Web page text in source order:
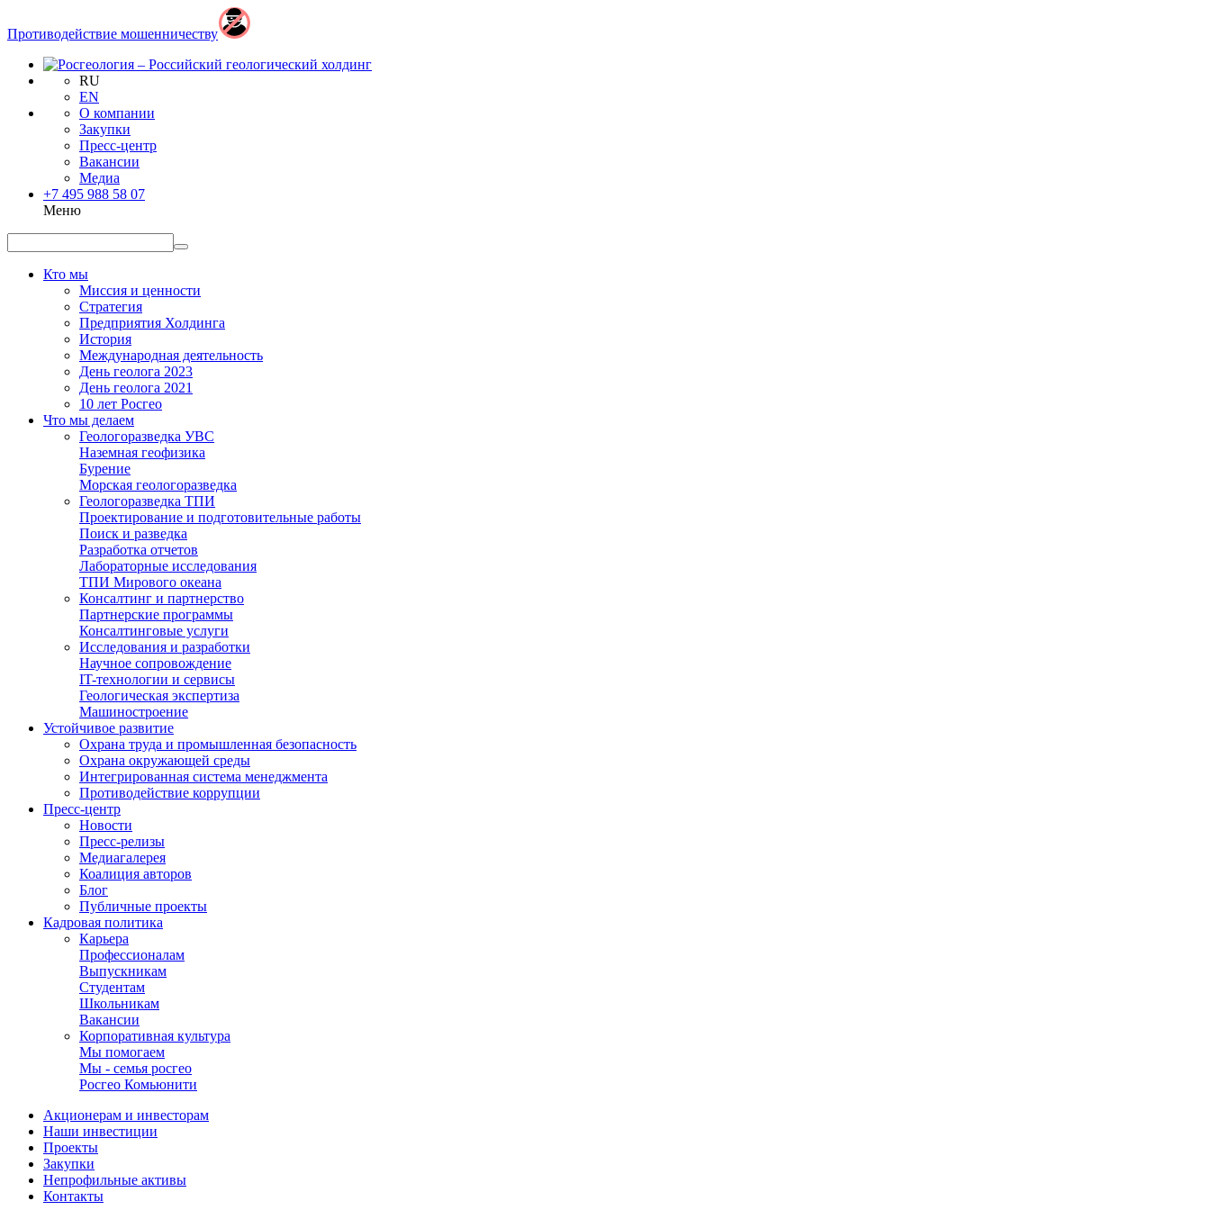
Противодействие мошенничеству
RU
EN
О компании
Закупки
Пресс-центр
Вакансии
Медиа
+7 495 988 58 07
Меню
Кто мы
Миссия и ценности
Стратегия
Предприятия Холдинга
История
Международная деятельность
День геолога 2023
День геолога 2021
10 лет Росгео
Что мы делаем
Геологоразведка УВС
Наземная геофизика
Бурение
Морская геологоразведка
Геологоразведка ТПИ
Проектирование и подготовительные работы
Поиск и разведка
Разработка отчетов
Лабораторные исследования
ТПИ Мирового океана
Консалтинг и партнерство
Партнерские программы
Консалтинговые услуги
Исследования и разработки
Научное сопровождение
IT-технологии и сервисы
Геологическая экспертиза
Машиностроение
Устойчивое развитие
Охрана труда и промышленная безопасность
Охрана окружающей среды
Интегрированная система менеджмента
Противодействие коррупции
Пресс-центр
Новости
Пресс-релизы
Медиагалерея
Коалиция авторов
Блог
Публичные проекты
Кадровая политика
Карьера
Профессионалам
Выпускникам
Студентам
Школьникам
Вакансии
Корпоративная культура
Мы помогаем
Мы - семья росгео
Росгео Комьюнити
Акционерам и инвесторам
Наши инвестиции
Проекты
Закупки
Непрофильные активы
Контакты